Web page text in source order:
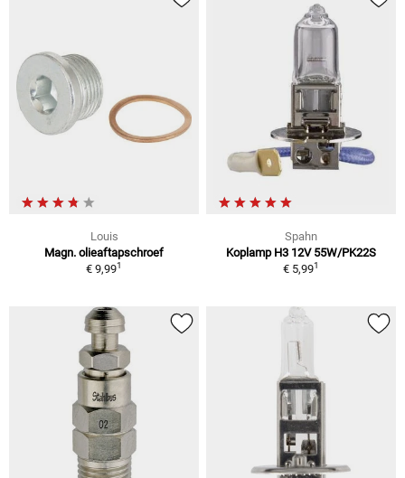
Louis
Magn. olieaftapschroef
€ 9,991
Spahn
Koplamp H3 12V 55W/PK22S
€ 5,991